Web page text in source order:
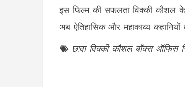
इस फिल्म की सफलता विक्की कौशल के
अब ऐतिहासिक और महाकाव्य
छावा विक्की कौशल बॉक्स ऑफिस